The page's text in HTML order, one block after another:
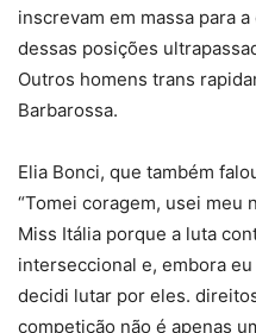
inscrevam em massa para
dessas posições
Outros homens trans
Barbarossa.
Elia Bonci, que também
“Tomei coragem, usei meu
Miss Itália porque a luta
interseccional e, embora
decidi lutar por eles.
competição não é apenas